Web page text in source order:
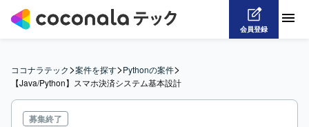
会員登録
ココナラテック>案件を探す>Pythonの案件>
【Java/Python】スマホ決済システム基本設計
募集終了